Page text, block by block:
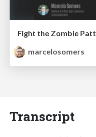
marcelosomers
Transcript